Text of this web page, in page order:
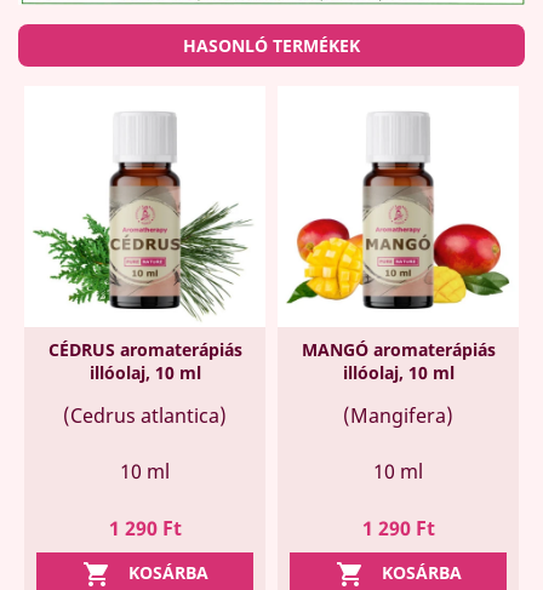
HASONLÓ TERMÉKEK
CÉDRUS aromaterápiás
illóolaj, 10 ml
(Cedrus atlantica)
10 ml
Ár
1 290 Ft
 KOSÁRBA
MANGÓ aromaterápiás
illóolaj, 10 ml
(Mangifera)
10 ml
Ár
1 290 Ft
 KOSÁRBA